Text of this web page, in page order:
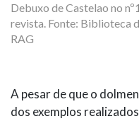
Debuxo de Castelao no
revista. Fonte: Biblioteca
RAG
A pesar de que o
dos exemplos